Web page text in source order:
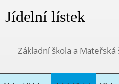
Jídelní lístek
Základní škola a